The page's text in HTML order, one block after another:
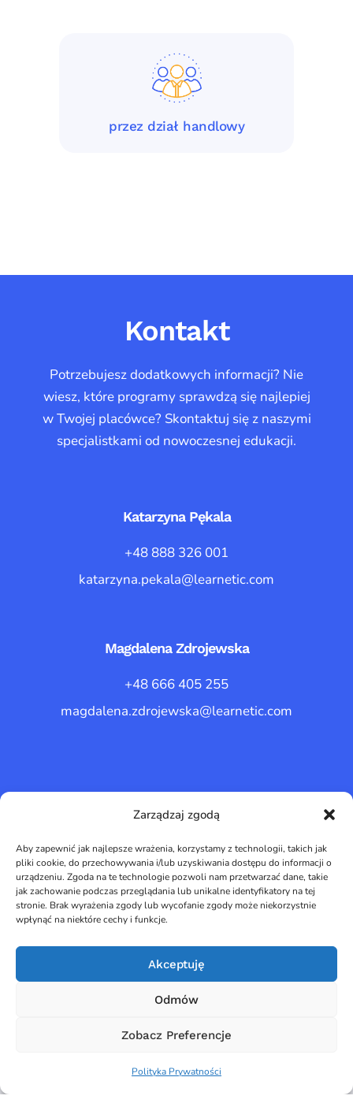
Zarządzaj zgodą
Aby zapewnić jak najlepsze wrażenia, korzystamy z technologii, takich jak
pliki cookie, do przechowywania i/lub uzyskiwania dostępu do informacji o
urządzeniu. Zgoda na te technologie pozwoli nam przetwarzać dane, takie
jak zachowanie podczas przeglądania lub unikalne identyfikatory na tej
stronie. Brak wyrażenia zgody lub wycofanie zgody może niekorzystnie
wpłynąć na niektóre cechy i funkcje.
Akceptuję
Odmów
Zobacz Preferencje
Polityka Prywatności
przez dział handlowy
Kontakt
Potrzebujesz dodatkowych informacji? Nie
wiesz, które programy sprawdzą się najlepiej
w Twojej placówce? Skontaktuj się z naszymi
specjalistkami od nowoczesnej edukacji.
Katarzyna Pękala
+48 888 326 001
katarzyna.pekala@learnetic.com
Magdalena Zdrojewska
+48 666 405 255
magdalena.zdrojewska@learnetic.com
Learnetic SA
ul. Azymutalna 9, 80-298 Gdańsk
NIP 5842705459